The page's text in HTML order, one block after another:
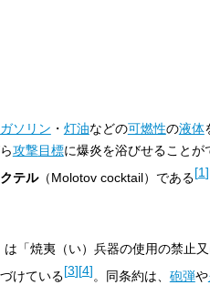
ガソリン ・ 灯油などの可燃性の液体
攻撃目標に爆炎を浴びせることが
テル（Molotov cocktail）である[1]
は「焼夷（い）兵器の使用の禁止
けている[3][4]。同条約は、 砲弾や